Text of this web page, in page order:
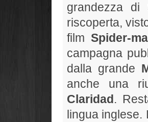
grandezza di
riscoperta,
film Spider-
campagna
dalla grande
anche una
Claridad .
lingua